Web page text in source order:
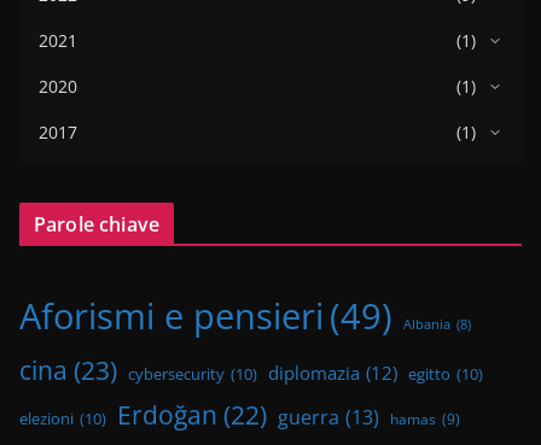
2021
(1)
2020
(1)
2017
(1)
Parole chiave
Aforismi e pensieri (49) Albania (8)
cina (23) cybersecurity (10) diplomazia (12) egitto (10)
elezioni (10) Erdoğan (22) guerra (13) hamas (9)